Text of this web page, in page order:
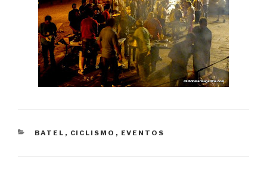
CATEGORIES
BATEL , CICLISMO , EVENTOS